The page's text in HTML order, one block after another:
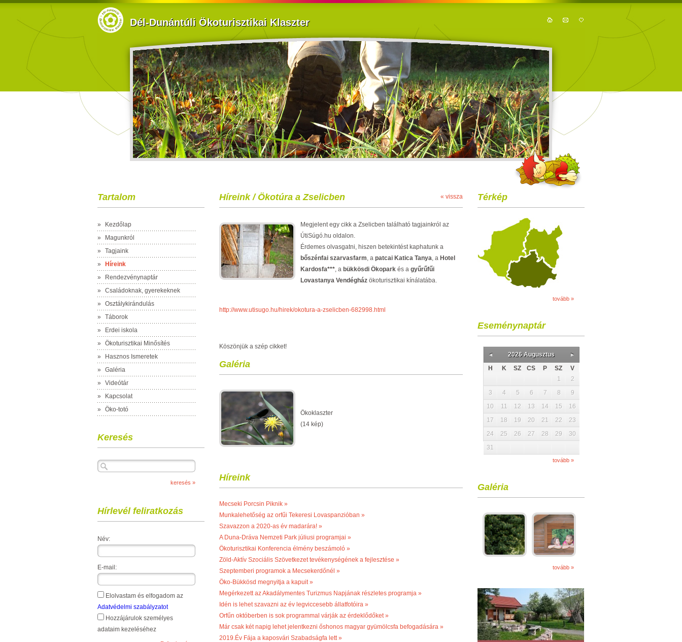
Dél-Dunántúli Ökoturisztikai Klaszter
Tartalom
»
Kezdőlap
»
Magunkról
»
Tagjaink
»
Híreink
»
Rendezvénynaptár
»
Családoknak, gyerekeknek
»
Osztálykirándulás
»
Táborok
»
Erdei iskola
»
Ökoturisztikai Minősítés
»
Hasznos Ismeretek
»
Galéria
»
Videótár
»
Kapcsolat
»
Öko-totó
Keresés
Hírlevél feliratkozás
Név:
E-mail:
Elolvastam és elfogadom az
Adatvédelmi szabályzatot
Hozzájárulok személyes
adataim kezeléséhez
« vissza
Híreink / Ökotúra a Zselicben
Megjelent egy cikk a Zselicben található tagjainkról az
ÚtiSúgó.hu oldalon.
Érdemes olvasgatni, hiszen betekintést kaphatunk a
bőszénfai szarvasfarm, a patcai Katica Tanya, a Hotel
Kardosfa***, a bükkösdi Ökopark és a gyűrűfűi
Lovastanya Vendégház ökoturisztikai kínálatába.
http://www.utisugo.hu/hirek/okotura-a-zselicben-682998.html
Köszönjük a szép cikket!
Galéria
Ökoklaszter
(14 kép)
Híreink
Mecseki Porcsin Piknik »
Munkalehetőség az orfűi Tekeresi Lovaspanzióban »
Szavazzon a 2020-as év madarára! »
A Duna-Dráva Nemzeti Park júliusi programjai »
Ökoturisztikai Konferencia élmény beszámoló »
Zöld-Aktív Szociális Szövetkezet tevékenységének a fejlesztése »
Szeptemberi programok a Mecsekerdőnél »
Öko-Bükkösd megnyitja a kapuit »
Megérkezett az Akadálymentes Turizmus Napjának részletes programja »
Idén is lehet szavazni az év legviccesebb állatfotóira »
Orfűn októberben is sok programmal várják az érdeklődőket »
Már csak két napig lehet jelentkezni őshonos magyar gyümölcsfa befogadására »
2019.Év Fája a kaposvári Szabadságfa lett »
Térkép
tovább »
Eseménynaptár
2026 Augusztus
H
K SZ CS P SZ
V
1
2
3
4 5 6 7 8
9
10
11 12 13 14 15
16
17
18 19 20 21 22
23
24
25 26 27 28 29
30
31
tovább »
Galéria
tovább »